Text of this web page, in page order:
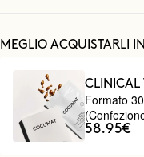
MEGLIO ACQUISTARLI
CLINICAL
Formato
58.95€